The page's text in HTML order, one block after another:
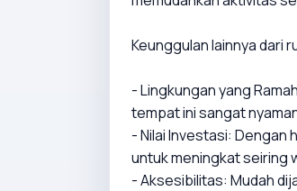
Keunggulan lainnya dari
- Lingkungan yang
tempat ini sangat
- Nilai Investasi: Dengan
untuk meningkat seiring
- Aksesibilitas: Mudah